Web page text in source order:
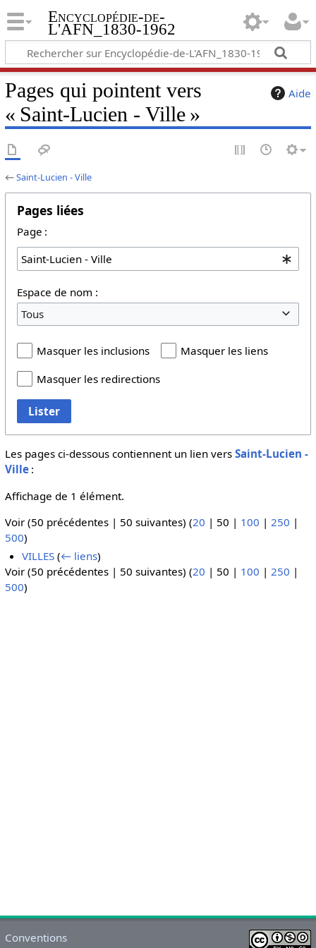
Encyclopédie-de-
L'AFN_1830-1962
Aide
Pages qui pointent vers
« Saint-Lucien - Ville »
←Saint-Lucien - Ville
Pages liées
Page :
Espace de nom :
Tous
Masquer les inclusions
Masquer les liens
Masquer les redirections
Lister
Les pages ci-dessous contiennent un lien vers Saint-Lucien -
Ville:
Affichage de 1 élément.
Voir (50 précédentes| 50 suivantes) (20 | 50 | 100 | 250 |
500)
VILLES (← liens)
Voir (50 précédentes| 50 suivantes) (20 | 50 | 100 | 250 |
500)
Conventions